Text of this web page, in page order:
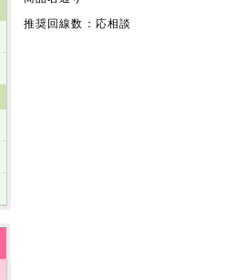
推奨回線数：応相談